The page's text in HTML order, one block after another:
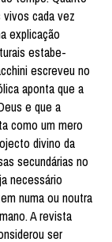
cada vez
explicação
estabe-
escreveu no
aponta que a
e que a
como um mero
divino da
secundárias no
necessário
numa ou noutra
A revista
ser